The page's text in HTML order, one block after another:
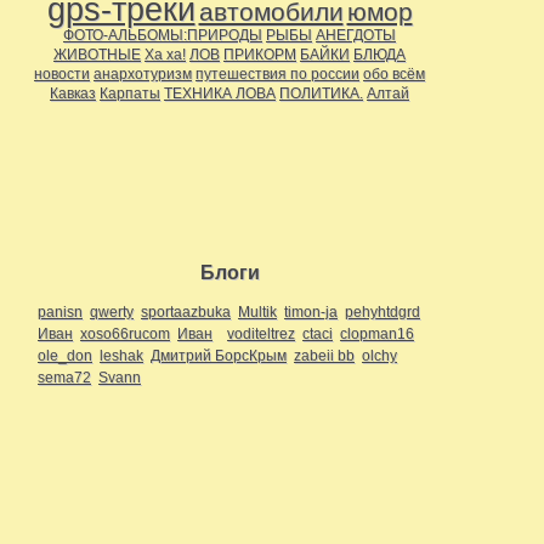
gps-треки автомобили юмор
ФОТО-АЛЬБОМЫ:ПРИРОДЫ РЫБЫ АНЕГДОТЫ
ЖИВОТНЫЕ Ха ха! ЛОВ ПРИКОРМ БАЙКИ БЛЮДА
новости анархотуризм путешествия по россии обо всём
Кавказ Карпаты ТЕХНИКА ЛОВА ПОЛИТИКА. Алтай
Блоги
panisn qwerty sportaazbuka Multik timon-ja pehyhtdgrd
Иван xoso66rucom Иван voditeltrez ctaci clopman16
ole_don leshak Дмитрий БорсКрым zabeii bb olchy
sema72 Svann